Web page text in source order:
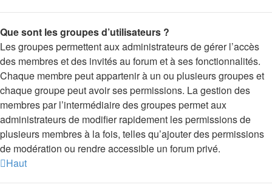
Que sont les groupes d’utilisateurs ?
Les groupes permettent aux administrateurs de gérer l’accès
des membres et des invités au forum et à ses fonctionnalités.
Chaque membre peut appartenir à un ou plusieurs groupes et
chaque groupe peut avoir ses permissions. La gestion des
membres par l’intermédiaire des groupes permet aux
administrateurs de modifier rapidement les permissions de
plusieurs membres à la fois, telles qu’ajouter des permissions
de modération ou rendre accessible un forum privé.
Haut